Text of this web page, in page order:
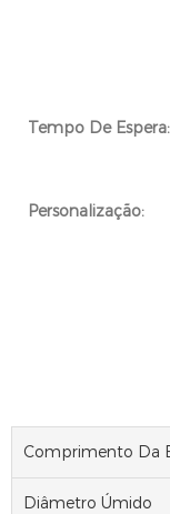
Tempo De Espera:
Personalização:
Comprimento Da
Diâmetro Úmido